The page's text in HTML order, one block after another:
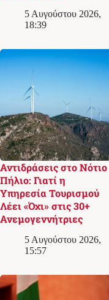
5 Αυγούστου 2026,
18:39
Αντιδράσεις στο Νότιο
Πήλιο: Γιατί η
Υπηρεσία Τουρισμού
Λέει «Όχι» στις 30+
Ανεμογεννήτριες
5 Αυγούστου 2026,
15:57